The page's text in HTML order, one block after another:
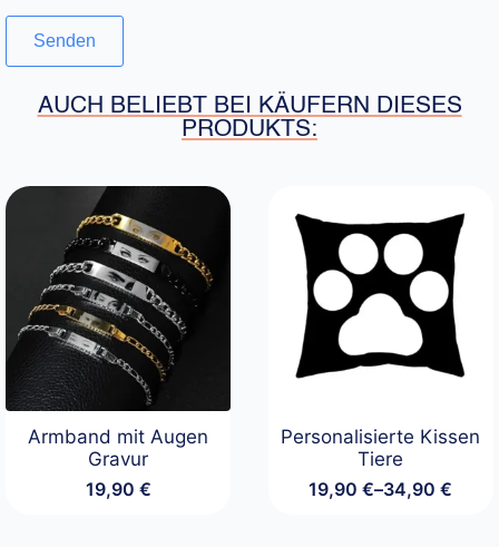
AUCH BELIEBT BEI KÄUFERN DIESES
PRODUKTS:
Armband mit Augen
Gravur
19,90 €
Personalisierte Kissen
Tiere
19,90€–34,90€
Preisspanne: